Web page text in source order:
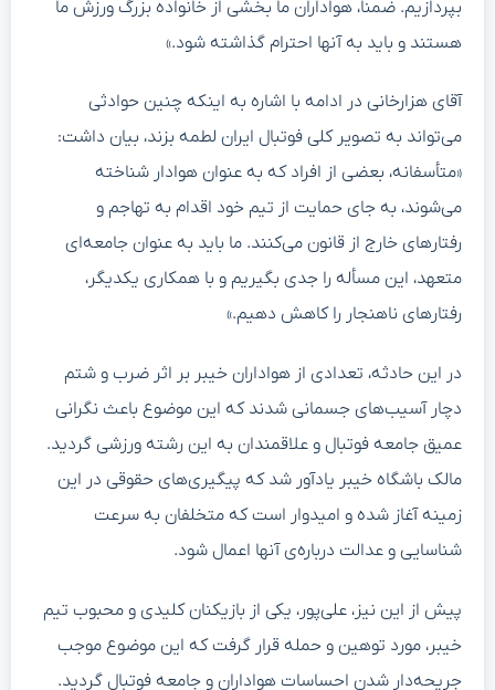
بپردازیم. ضمناً، هواداران ما بخشی از خانواده بزرگ ورزش ما
هستند و باید به آنها احترام گذاشته شود.»
آقای هزارخانی در ادامه با اشاره به اینکه چنین حوادثی
می‌تواند به تصویر کلی فوتبال ایران لطمه بزند، بیان داشت:
«متأسفانه، بعضی از افراد که به عنوان هوادار شناخته
می‌شوند، به جای حمایت از تیم خود اقدام به تهاجم و
رفتارهای خارج از قانون می‌کنند. ما باید به عنوان جامعه‌ای
متعهد، این مسأله را جدی بگیریم و با همکاری یکدیگر،
رفتارهای ناهنجار را کاهش دهیم.»
در این حادثه، تعدادی از هواداران خیبر بر اثر ضرب و شتم
دچار آسیب‌های جسمانی شدند که این موضوع باعث نگرانی
عمیق جامعه فوتبال و علاقمندان به این رشته ورزشی گردید.
مالک باشگاه خیبر یادآور شد که پیگیری‌های حقوقی در این
زمینه آغاز شده و امیدوار است که متخلفان به سرعت
شناسایی و عدالت درباره‌ی آنها اعمال شود.
پیش از این نیز، علی‌پور، یکی از بازیکنان کلیدی و محبوب تیم
خیبر، مورد توهین و حمله قرار گرفت که این موضوع موجب
جریحه‌دار شدن احساسات هواداران و جامعه فوتبال گردید.